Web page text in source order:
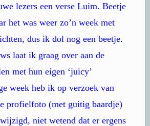
lezers een verse Luim. Beetje
het was weer zo’n week met
dus ik dol nog een beetje.
laat ik graag over aan de
met hun eigen ‘juicy’
week heb ik op verzoek van
profielfoto (met guitig baardje)
niet wetend dat er ergens